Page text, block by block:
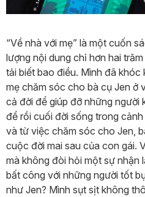
“Về nhà với mẹ” là một cuốn
lượng nội dung chỉ hơn hai
tải biết bao điều. Mình đã
mẹ chăm sóc cho bà cụ Jen ở
cả đời để giúp đỡ những người
để rồi cuối đời sống trong
và từ việc chăm sóc cho Jen,
cuộc đời mai sau của con gái.
mà không đòi hỏi một sự nhận
bất công với những người tốt
như Jen? Mình sụt sịt không